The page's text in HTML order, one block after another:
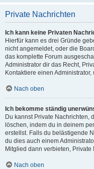
Private Nachrichten
Ich kann keine Privaten
Hierfür kann es drei Gründe
nicht angemeldet, oder die
das komplette Forum
Administrator dir das Recht,
Kontaktiere einen
Nach oben
Ich bekomme ständig
Du kannst Private Nachrichten,
löschen, indem du in deinem
erstellst. Falls du belästigende
du dies auch einem
Mitglied dann verbieten,
Nach oben